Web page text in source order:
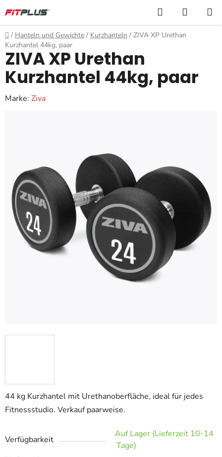
Inhalt
springen
Suchen
Startseite
/ Hanteln und Gewichte / Kurzhanteln / ZIVA XP Urethan
Kurzhantel 44kg, paar
44 kg Kurzhantel mit Urethanoberfläche, ideal für jedes
Fitnessstudio. Verkauf paarweise.
Verfügbarkeit
Auf Lager (Lieferzeit 10-14
Tage)
ZIVA XP Urethan
Kurzhantel 44kg, paar
Marke: Ziva